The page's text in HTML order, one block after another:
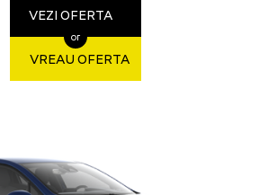
VEZI OFERTA
or
VREAU OFERTA